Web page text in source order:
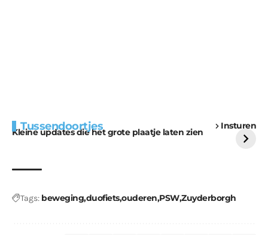
Tussendoortjes Insturen
Kleine updates die het grote plaatje laten zien
voor kabouters
uitdaging
Tags: bewegingduofietsouderen PSWZuyderborgh